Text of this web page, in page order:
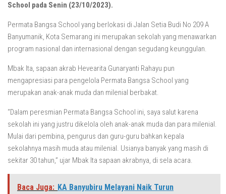
School pada Senin (23/10/2023).
Permata Bangsa School yang berlokasi di Jalan Setia Budi No 209 A
Banyumanik, Kota Semarang ini merupakan sekolah yang menawarkan
program nasional dan internasional dengan segudang keunggulan.
Mbak Ita, sapaan akrab Hevearita Gunaryanti Rahayu pun
mengapresiasi para pengelola Permata Bangsa School yang
merupakan anak-anak muda dan milenial berbakat.
“Dalam peresmian Permata Bangsa School ini, saya salut karena
sekolah ini yang justru dikelola oleh anak-anak muda dan para milenial.
Mulai dari pembina, pengurus dan guru-guru bahkan kepala
sekolahnya masih muda atau milenial. Usianya banyak yang masih di
sekitar 30 tahun,” ujar Mbak Ita sapaan akrabnya, di sela acara.
Baca Juga: KA Banyubiru Melayani Naik Turun